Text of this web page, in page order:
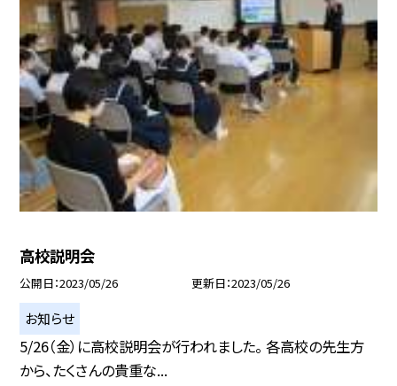
高校説明会
公開日 2023/05/26 更新日 2023/05/26
お知らせ
5/26（金）に高校説明会が行われました。 各高校の先生方
から、たくさんの貴重な...